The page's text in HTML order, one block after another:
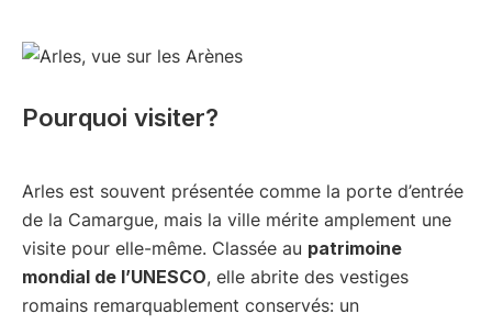
Pourquoi visiter?
Arles est souvent présentée comme la porte d’entrée
de la Camargue, mais la ville mérite amplement une
visite pour elle-même. Classée au patrimoine
mondial de l’UNESCO, elle abrite des vestiges
romains remarquablement conservés: un